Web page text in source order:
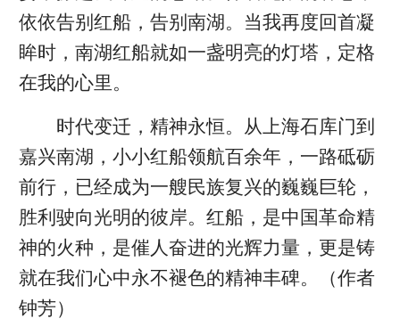
依依告别红船，告别南湖。当我再度回首凝
眸时，南湖红船就如一盏明亮的灯塔，定格
在我的心里。
时代变迁，精神永恒。从上海石库门到
嘉兴南湖，小小红船领航百余年，一路砥砺
前行，已经成为一艘民族复兴的巍巍巨轮，
胜利驶向光明的彼岸。红船，是中国革命精
神的火种，是催人奋进的光辉力量，更是铸
就在我们心中永不褪色的精神丰碑。（作者
钟芳）